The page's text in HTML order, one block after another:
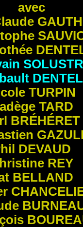
avec
DENTEL
TURPIN
TARD
BRÉHÉRET
DEVAUD
REY
BELLAND